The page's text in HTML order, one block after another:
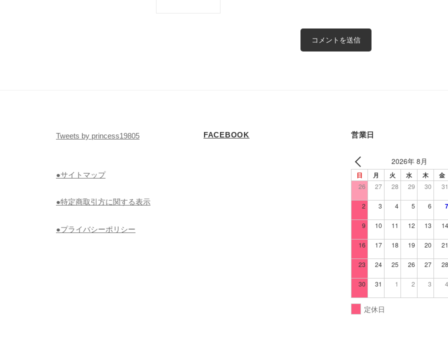
Tweets by princess19805
●サイトマップ
●特定商取引方に関する表示
●プライバシーポリシー
FACEBOOK 営業日
2026年 8月
日 月 火 水 木 金
26
27 28 29 30 31
2 3 4 5 6 7
9 10 11 12 13 14
16 17 18 19 20 21
23 24 25 26 27 28
30 31 1 2 3 4
定休日